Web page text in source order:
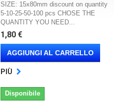
SIZE: 15x80mm discount on quantity
5-10-25-50-100 pcs CHOSE THE
QUANTITY YOU NEED...
1,80 €
AGGIUNGI AL CARRELLO
PIÙ
Disponibile